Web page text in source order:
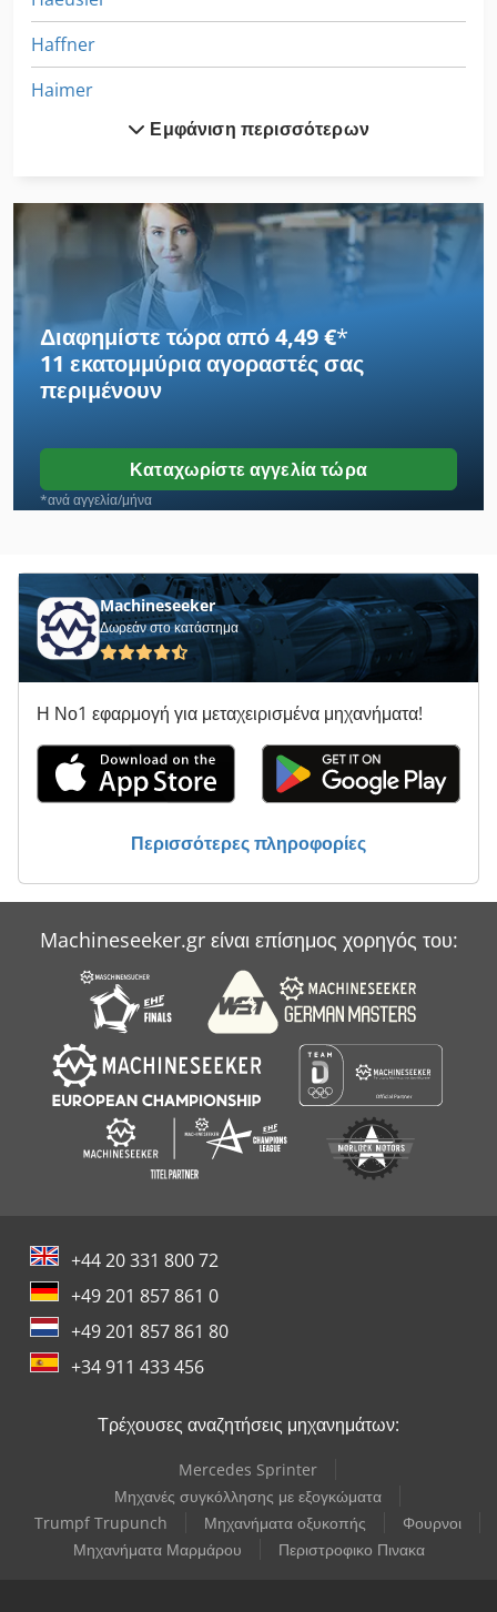
Haffner
Haimer
Heller
Hensel
Herkules
Heska
Hess Junior
Hessap
Hoefler
Hommel
Hss
Hydrap
Ilmetech
Schechtl
Sip Hauser
Spaleck
Εμφάνιση περισσότερων
Διαφημίστε τώρα από 4,49 €*
11 εκατομμύρια αγοραστέςσας
περιμένουν
Καταχωρίστε αγγελία τώρα
*ανά αγγελία/μήνα
Machineseeker
Δωρεάν στο κατάστημα
Η Νο1 εφαρμογή για μεταχειρισμένα μηχανήματα!
Περισσότερες πληροφορίες
Machineseeker.gr είναι επίσημος χορηγός του:
+44 20 331 800 72
+49 201 857 861 0
+49 201 857 861 80
+34 911 433 456
Τρέχουσες αναζητήσεις μηχανημάτων:
Mercedes Sprinter
Μηχανές συγκόλλησης με εξογκώματα
Trumpf Trupunch
Μηχανήματα οξυκοπής
Φουρνοι
Μηχανήματα Μαρμάρου
Περιστροφικο Πινακα